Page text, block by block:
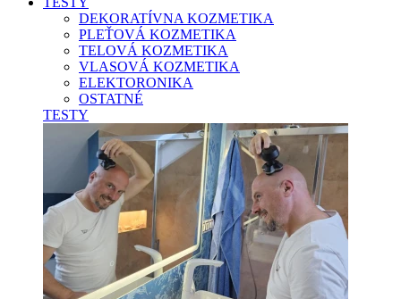
DEKORATÍVNA KOZMETIKA
PLEŤOVÁ KOZMETIKA
TELOVÁ KOZMETIKA
VLASOVÁ KOZMETIKA
ELEKTORONIKA
OSTATNÉ
TESTY